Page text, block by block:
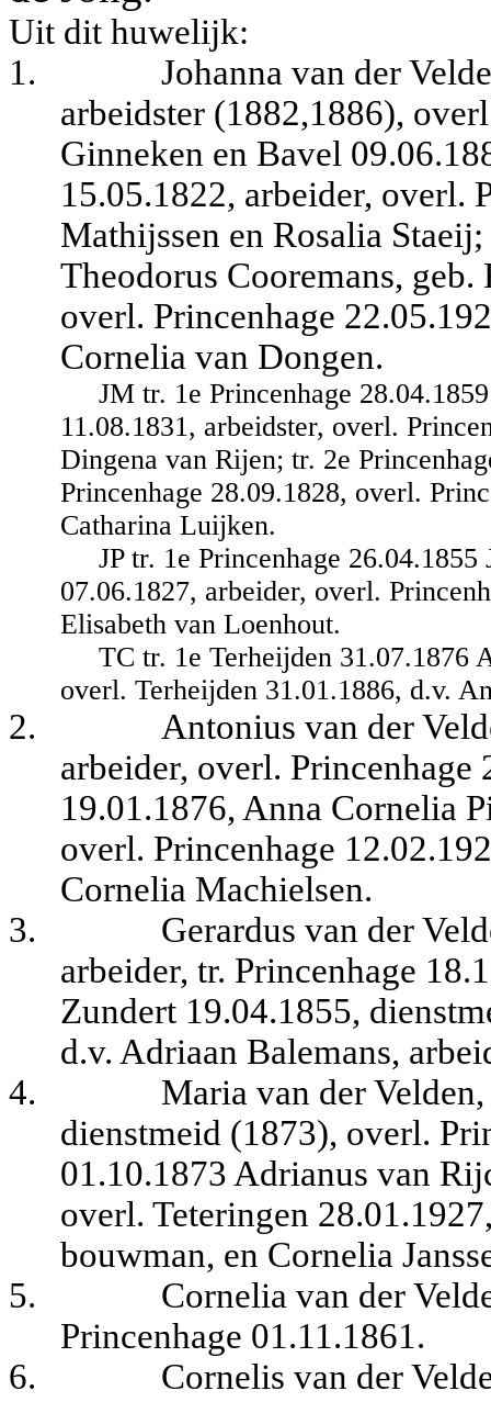
Uit dit huwelijk:
1.
Johanna van der
arbeidster (1882,1886),
Ginneken en Bavel
15.05.1822, arbeider, overl.
Mathijssen en Rosalia
Theodorus Cooremans,
overl. Princenhage
Cornelia van Dongen.
JM tr. 1e Princenhage
11.08.1831, arbeidster, overl.
Dingena van Rijen; tr. 2e
Princenhage 28.09.1828, overl.
Catharina Luijken.
JP tr. 1e Princenhage 26.04.1855
07.06.1827, arbeider, overl.
Elisabeth van Loenhout.
TC tr. 1e Terheijden 31.07.1876
overl. Terheijden 31.01.1886, d.v.
2.
Antonius van der
arbeider, overl. Princenhage
19.01.1876, Anna Cornelia
overl. Princenhage
Cornelia Machielsen.
3.
Gerardus van der
arbeider, tr. Princenhage
Zundert 19.04.1855,
d.v. Adriaan Balemans,
4.
Maria van der
dienstmeid (1873), overl.
01.10.1873 Adrianus van
overl. Teteringen
bouwman, en Cornelia
5.
Cornelia van der
Princenhage 01.11.1861.
6.
Cornelis van der